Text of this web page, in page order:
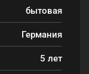
бытовая
Германия
5 лет